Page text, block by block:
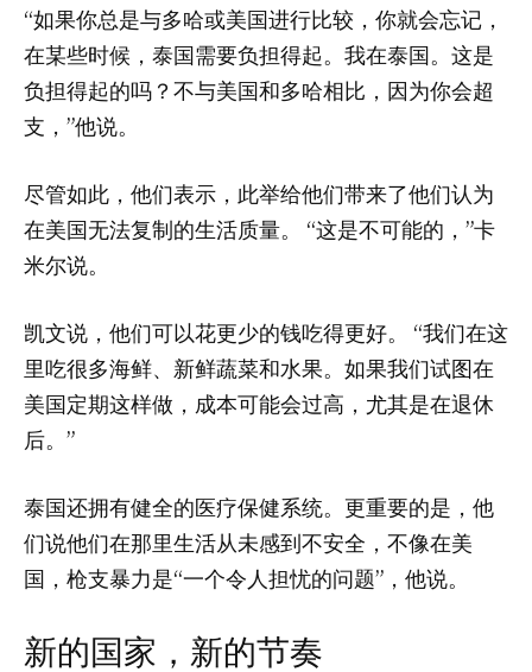
“如果你总是与多哈或美国进行比较，你就会忘记，
在某些时候，泰国需要负担得起。我在泰国。这是
负担得起的吗？不与美国和多哈相比，因为你会超
支，”他说。
尽管如此，他们表示，此举给他们带来了他们认为
在美国无法复制的生活质量。 “这是不可能的，”卡
米尔说。
凯文说，他们可以花更少的钱吃得更好。 “我们在这
里吃很多海鲜、新鲜蔬菜和水果。如果我们试图在
美国定期这样做，成本可能会过高，尤其是在退休
后。”
泰国还拥有健全的医疗保健系统。更重要的是，他
们说他们在那里生活从未感到不安全，不像在美
国，枪支暴力是“一个令人担忧的问题”，他说。
新的国家，新的节奏